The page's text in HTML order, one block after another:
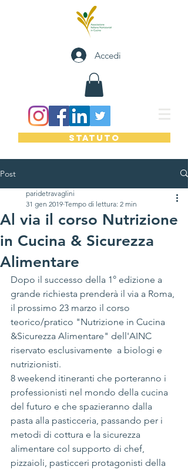
Accedi
STATUTO
Post
Al via il corso Nutrizione
in Cucina & Sicurezza
Alimentare
paridetravaglini
31 gen 2019 Tempo di lettura: 2 min
Dopo il successo della 1° edizione a
grande richiesta prenderà il via a Roma,
il prossimo 23 marzo il corso
teorico/pratico "Nutrizione in Cucina
&Sicurezza Alimentare" dell'AINC
riservato esclusivamente  a biologi e
nutrizionisti.
8 weekend itineranti che porteranno i
professionisti nel mondo della cucina
del futuro e che spazieranno dalla
pasta alla pasticceria, passando per i
metodi di cottura e la sicurezza
alimentare col supporto di chef,
pizzaioli, pasticceri protagonisti della